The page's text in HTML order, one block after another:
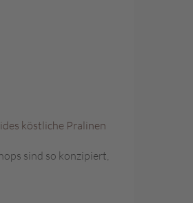
köstliche Pralinen
sind so konzipiert,